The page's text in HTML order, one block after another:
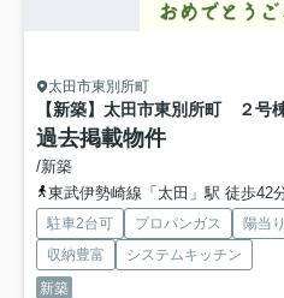
太田市東別所町
過去掲載物件
/新築
東武伊勢崎線「太田」駅 徒歩42
駐車2台可 プロパンガス 陽当
収納豊富
システムキッチン
新築